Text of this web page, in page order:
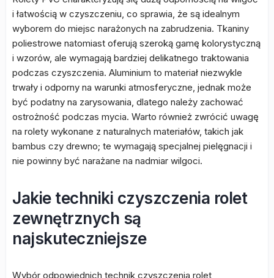
i łatwością w czyszczeniu, co sprawia, że są idealnym
wyborem do miejsc narażonych na zabrudzenia. Tkaniny
poliestrowe natomiast oferują szeroką gamę kolorystyczną
i wzorów, ale wymagają bardziej delikatnego traktowania
podczas czyszczenia. Aluminium to materiał niezwykle
trwały i odporny na warunki atmosferyczne, jednak może
być podatny na zarysowania, dlatego należy zachować
ostrożność podczas mycia. Warto również zwrócić uwagę
na rolety wykonane z naturalnych materiałów, takich jak
bambus czy drewno; te wymagają specjalnej pielęgnacji i
nie powinny być narażane na nadmiar wilgoci.
Jakie techniki czyszczenia rolet
zewnętrznych są
najskuteczniejsze
Wybór odpowiednich technik czyszczenia rolet